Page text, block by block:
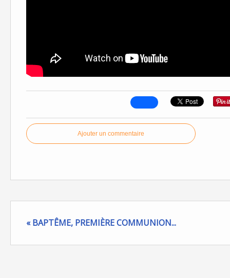
Ajouter un commentaire
« BAPTÊME, PREMIÈRE COMMUNION...